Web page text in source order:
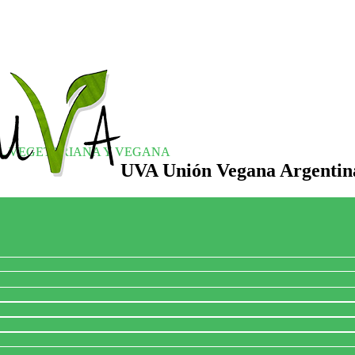
VEGETARIANA Y VEGANA
UVA Unión Vegana